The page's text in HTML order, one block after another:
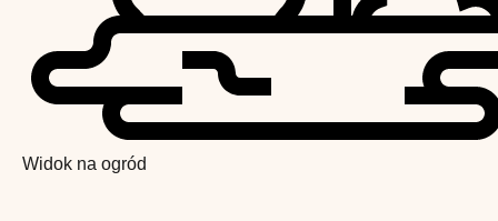
Widok na ogród